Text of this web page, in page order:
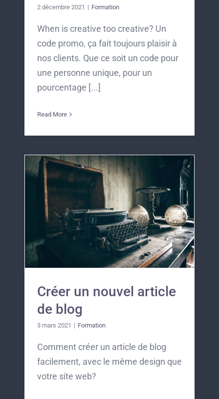
2 décembre 2021 | Formation
When is creative too creative? Un
code promo, ça fait toujours plaisir à
nos clients. Que ce soit un code pour
une personne unique, pour un
pourcentage [...]
Read More
Créer un nouvel article
de blog
3 mars 2021 | Formation
Comment créer un article de blog
facilement, avec le même design que
votre site web?